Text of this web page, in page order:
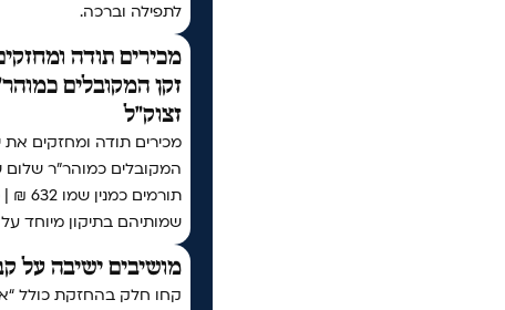
לתפילה וברכה.
מכירים תודה
זקן המקובלים
זצוק"ל
מכירים תודה ומחזקים את
המקובלים כמוהר"ר שלום
שמותיהם בתיקון מיוחד
מושיבים ישיבה על
קחו חלק בהחזקת כולל